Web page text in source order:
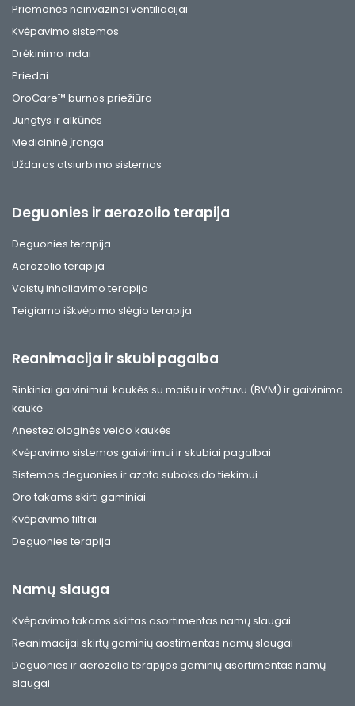
Priemonės neinvazinei ventiliacijai
Kvėpavimo sistemos
Drėkinimo indai
Priedai
OroCare™ burnos priežiūra
Jungtys ir alkūnės
Medicininė įranga
Uždaros atsiurbimo sistemos
Deguonies ir aerozolio terapija
Deguonies terapija
Aerozolio terapija
Vaistų inhaliavimo terapija
Teigiamo iškvėpimo slėgio terapija
Reanimacija ir skubi pagalba
Rinkiniai gaivinimui: kaukės su maišu ir vožtuvu (BVM) ir gaivinimo
kaukė
Anesteziologinės veido kaukės
Kvėpavimo sistemos gaivinimui ir skubiai pagalbai
Sistemos deguonies ir azoto suboksido tiekimui
Oro takams skirti gaminiai
Kvėpavimo filtrai
Deguonies terapija
Namų slauga
Kvėpavimo takams skirtas asortimentas namų slaugai
Reanimacijai skirtų gaminių aostimentas namų slaugai
Deguonies ir aerozolio terapijos gaminių asortimentas namų
slaugai